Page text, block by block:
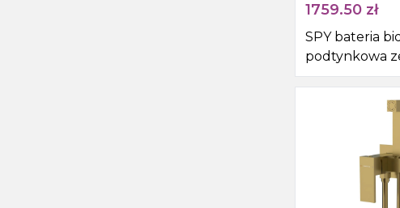
1759.50 zł
SPY bateria
podtynkowa
słuchawką i